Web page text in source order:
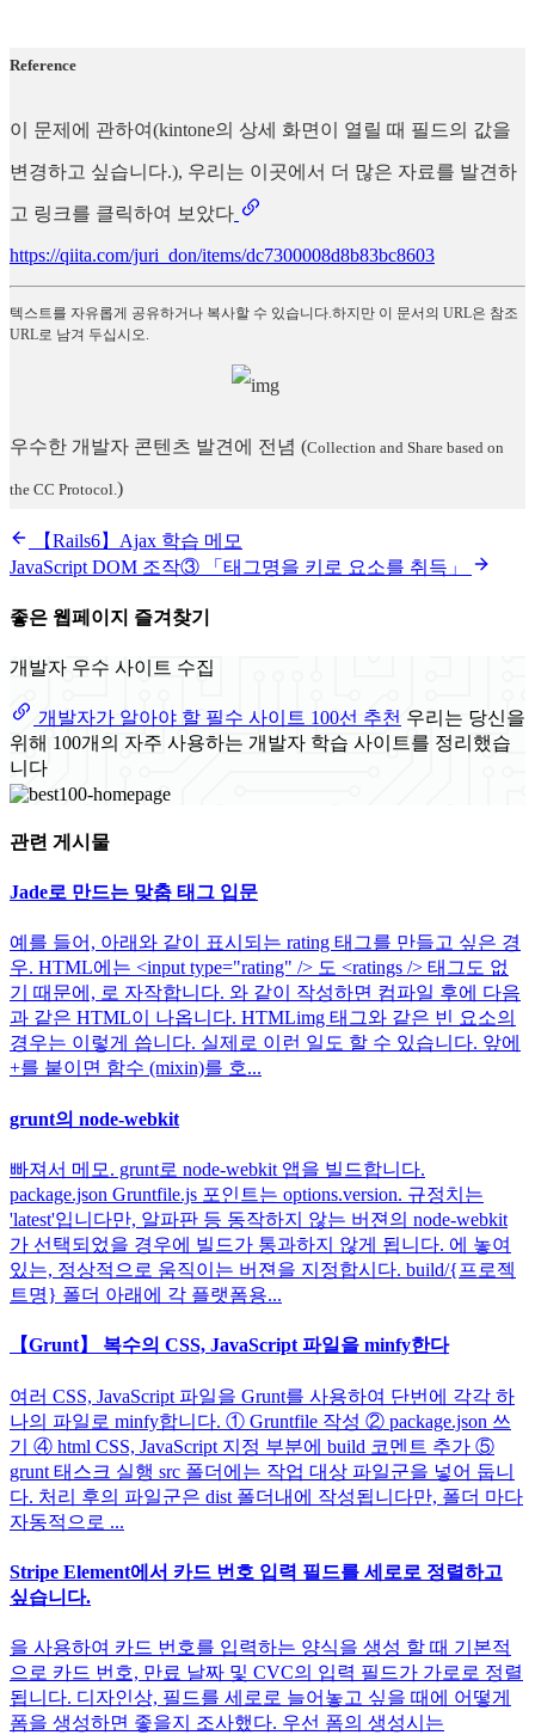
Reference
이 문제에 관하여(kintone의 상세 화면이 열릴 때 필드의 값을
변경하고 싶습니다.), 우리는 이곳에서 더 많은 자료를 발견하
고 링크를 클릭하여 보았다
https://qiita.com/juri_don/items/dc7300008d8b83bc8603
텍스트를 자유롭게 공유하거나 복사할 수 있습니다.하지만 이 문서의 URL은 참조
URL로 남겨 두십시오.
우수한 개발자 콘텐츠 발견에 전념 (Collection and Share based on
the CC Protocol. )
【Rails6】Ajax 학습 메모
JavaScript DOM 조작③ 「태그명을 키로 요소를 취득」
좋은 웹페이지 즐겨찾기
개발자 우수 사이트 수집
개발자가 알아야 할 필수 사이트 100선 추천 우리는 당신을
위해 100개의 자주 사용하는 개발자 학습 사이트를 정리했습
니다
관련 게시물
Jade로 만드는 맞춤 태그 입문
예를 들어, 아래와 같이 표시되는 rating 태그를 만들고 싶은 경
우. HTML에는 <input type="rating" /> 도 <ratings /> 태그도 없
기 때문에, 로 자작합니다. 와 같이 작성하면 컴파일 후에 다음
과 같은 HTML이 나옵니다. HTMLimg 태그와 같은 빈 요소의
경우는 이렇게 씁니다. 실제로 이런 일도 할 수 있습니다. 앞에
+를 붙이면 함수 (mixin)를 호...
grunt의 node-webkit
빠져서 메모. grunt로 node-webkit 앱을 빌드합니다.
package.json Gruntfile.js 포인트는 options.version. 규정치는
'latest'입니다만, 알파판 등 동작하지 않는 버젼의 node-webkit
가 선택되었을 경우에 빌드가 통과하지 않게 됩니다. 에 놓여
있는, 정상적으로 움직이는 버젼을 지정합시다. build/{프로젝
트명} 폴더 아래에 각 플랫폼용...
【Grunt】 복수의 CSS, JavaScript 파일을 minfy한다
여러 CSS, JavaScript 파일을 Grunt를 사용하여 단번에 각각 하
나의 파일로 minfy합니다. ① Gruntfile 작성 ② package.json 쓰
기 ④ html CSS, JavaScript 지정 부분에 build 코멘트 추가 ⑤
grunt 태스크 실행 src 폴더에는 작업 대상 파일군을 넣어 둡니
다. 처리 후의 파일군은 dist 폴더내에 작성됩니다만, 폴더 마다
자동적으로 ...
Stripe Element에서 카드 번호 입력 필드를 세로로 정렬하고
싶습니다.
을 사용하여 카드 번호를 입력하는 양식을 생성 할 때 기본적
으로 카드 번호, 만료 날짜 및 CVC의 입력 필드가 가로로 정렬
됩니다. 디자인상, 필드를 세로로 늘어놓고 싶을 때에 어떻게
폼을 생성하면 좋을지 조사했다. 우선 폼의 생성시는